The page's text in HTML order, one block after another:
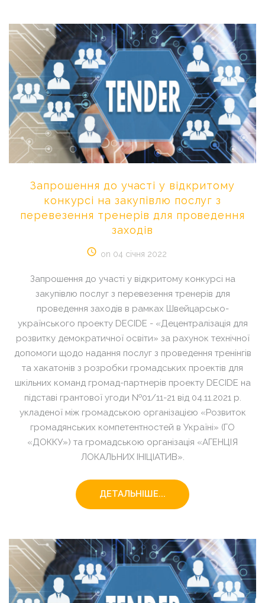
Запрошення до участі у відкритому
конкурсі на закупівлю послуг з
перевезення тренерів для проведення
заходів
on 04 січня 2022
Запрошення до участі у відкритому конкурсі на
закупівлю послуг з перевезення тренерів для
проведення заходів в рамках Швейцарсько-
українського проекту DECIDE - «Децентралізація для
розвитку демократичної освіти» за рахунок технічної
допомоги щодо надання послуг з проведення тренінгів
та хакатонів з розробки громадських проектів для
шкільних команд громад-партнерів проекту DECIDE на
підставі грантової угоди №01/11-21 від 04.11.2021 р.
укладеної між громадською організацією «Розвиток
громадянських компетентностей в Україні» (ГО
«ДОККУ») та громадською організація «АГЕНЦІЯ
ЛОКАЛЬНИХ ІНІЦІАТИВ».
ДЕТАЛЬНІШЕ...